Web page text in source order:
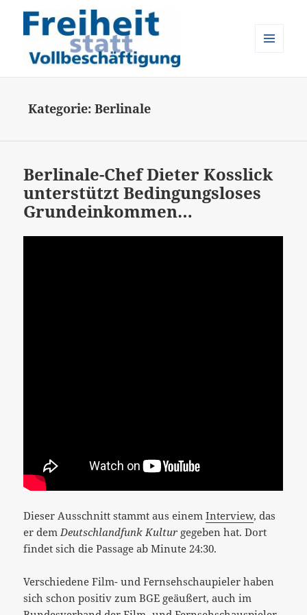
Kategorie:Berlinale
Berlinale-Chef Dieter Kosslick
unterstützt Bedingungsloses
Grundeinkommen…
Dieser Ausschnitt stammt aus einemInterview, das
er dem Deutschlandfunk Kultur gegeben hat. Dort
findet sich die Passage ab Minute 24:30.
Verschiedene Film- und Fernsehschaupieler haben
sich schon positiv zum BGE geäußert, auch im